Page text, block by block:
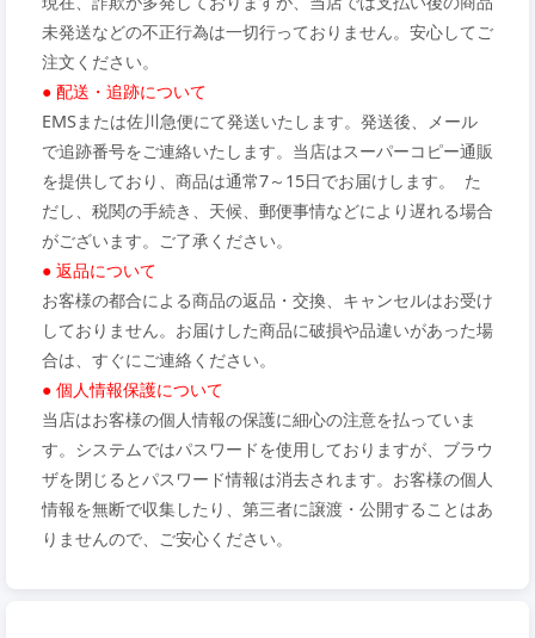
未発送などの不正行為は一切行っておりません。安心してご
注文ください。
● 配送・追跡について
EMSまたは佐川急便にて発送いたします。発送後、メール
で追跡番号をご連絡いたします。当店はスーパーコピー通販
を提供しており、商品は通常7～15日でお届けします。 た
だし、税関の手続き、天候、郵便事情などにより遅れる場合
がございます。ご了承ください。
● 返品について
お客様の都合による商品の返品・交換、キャンセルはお受け
しておりません。お届けした商品に破損や品違いがあった場
合は、すぐにご連絡ください。
● 個人情報保護について
当店はお客様の個人情報の保護に細心の注意を払っていま
す。システムではパスワードを使用しておりますが、ブラウ
ザを閉じるとパスワード情報は消去されます。お客様の個人
情報を無断で収集したり、第三者に譲渡・公開することはあ
りませんので、ご安心ください。